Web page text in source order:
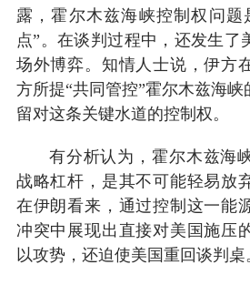
露，霍尔木兹海峡控制权问题
点”。在谈判过程中，还发生了
场外博弈。知情人士说，伊方
方所提“共同管控”霍尔木兹海
留对这条关键水道的控制权。
有分析认为，霍尔木兹海
战略杠杆，是其不可能轻易放
在伊朗看来，通过控制这一能
冲突中展现出直接对美国施压
以攻势，还迫使美国重回谈判桌